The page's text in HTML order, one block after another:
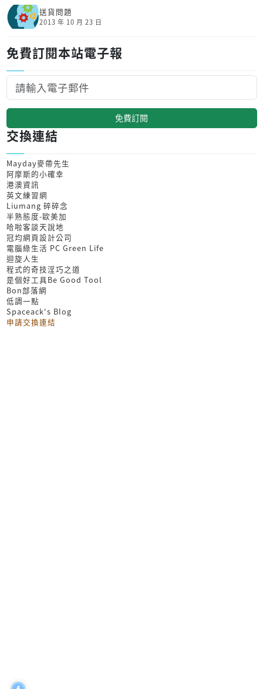
送貨問題
2013 年 10 月 23 日
免費訂閱本站電子報
免費訂閱
交換連結
Mayday麥帶先生
阿摩斯的小確幸
港澳資訊
英文練習網
Liumang 碎碎念
半熟態度-歐美加
哈啦客談天說地
冠均網頁設計公司
電腦綠生活 PC Green Life
迴旋人生
程式的奇技淫巧之道
是個好工具Be Good Tool
Bon部落網
低調一點
Spaceack's Blog
申請交換連結